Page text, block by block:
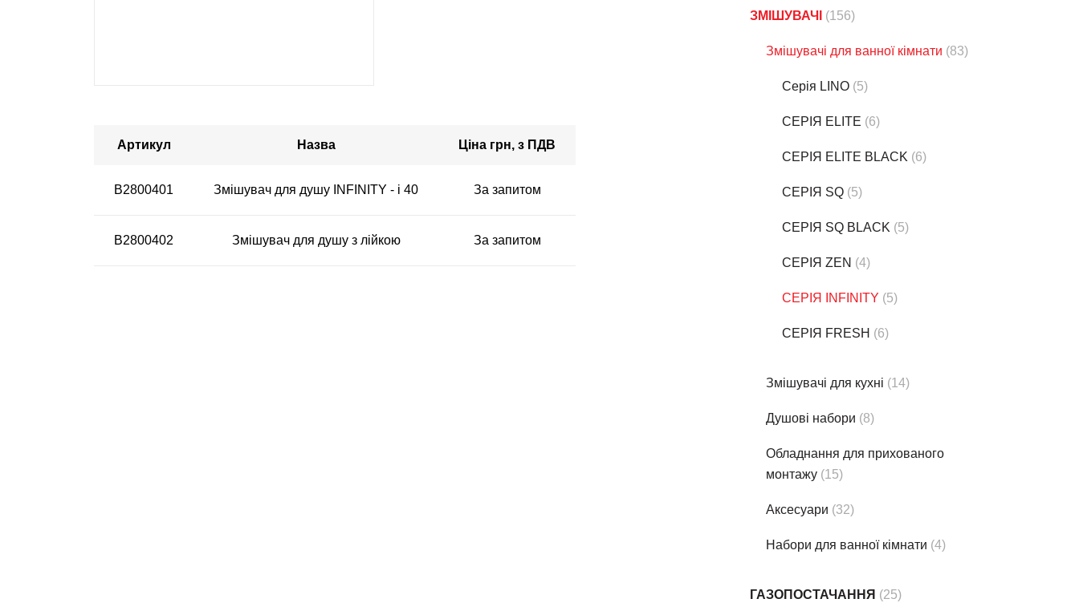
Артикул Назва Ціна грн, з ПДВ
B2800401 Змішувач для душу INFINITY - i 40 За запитом
B2800402 Змішувач для душу з лійкою За запитом
ЗМІШУВАЧІ (156)
Змішувачі для ванної кімнати (83)
Серія LINO (5)
СЕРІЯ ELITE (6)
СЕРІЯ ELITE BLACK (6)
СЕРІЯ SQ (5)
СЕРІЯ SQ BLACK (5)
СЕРІЯ ZEN (4)
СЕРІЯ INFINITY (5)
СЕРІЯ FRESH (6)
Змішувачі для кухні (14)
Душові набори (8)
Обладнання для прихованого
монтажу (15)
Аксесуари (32)
Набори для ванної кімнати (4)
ГАЗОПОСТАЧАННЯ (25)